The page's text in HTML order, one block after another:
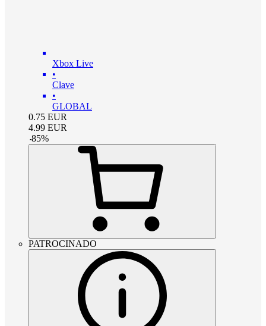
Xbox Live
•
Clave
•
GLOBAL
0.75 EUR
4.99 EUR
-85%
PATROCINADO